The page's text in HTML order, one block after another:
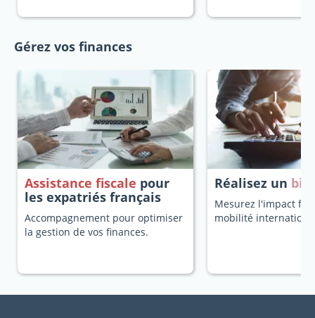
Gérez vos finances
Assistance fiscale pour
les expatriés français
Accompagnement pour optimiser
la gestion de vos finances.
Réalisez un
Mesurez l'impact
mobilité